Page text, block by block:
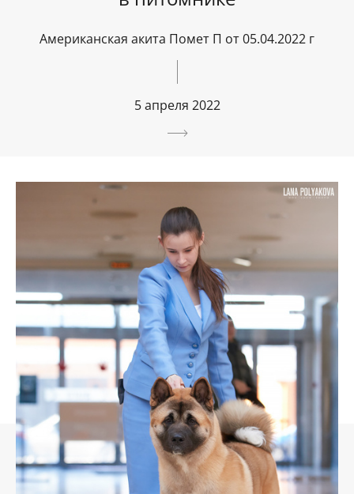
Американская акита Помет П от 05.04.2022 г
5 апреля 2022